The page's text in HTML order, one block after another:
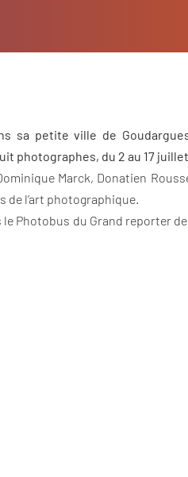
sa petite ville de
photographes, du 2 au 17
Marck, Donatien
l’art photographique.
Photobus du Grand reporter